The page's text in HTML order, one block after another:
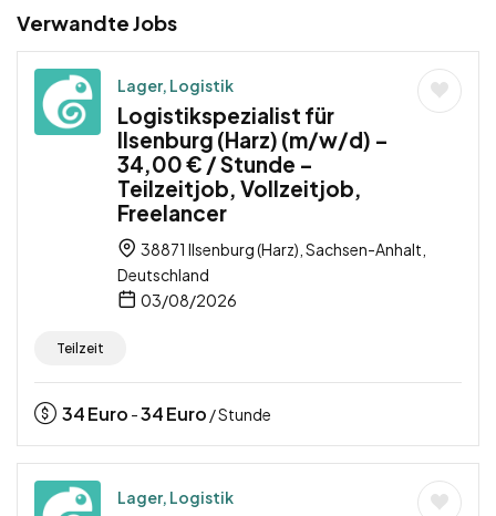
Verwandte Jobs
Lager, Logistik
Logistikspezialist für
Ilsenburg (Harz) (m/w/d) –
34,00 € / Stunde –
Teilzeitjob, Vollzeitjob,
Freelancer
38871 Ilsenburg (Harz), Sachsen-Anhalt,
Deutschland
03/08/2026
Teilzeit
34Euro -34Euro / Stunde
Lager, Logistik